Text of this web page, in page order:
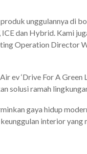
unggulannya di
dan Hybrid. Kami
Operation Director
ev ‘Drive For A Green
solusi ramah
gaya hidup
interior yang